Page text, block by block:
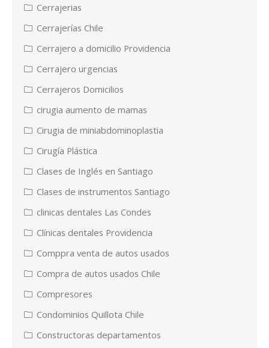
Cerrajerias
Cerrajerías Chile
Cerrajero a domicilio Providencia
Cerrajero urgencias
Cerrajeros Domicilios
cirugia aumento de mamas
Cirugia de miniabdominoplastia
Cirugía Plástica
Clases de Inglés en Santiago
Clases de instrumentos Santiago
clinicas dentales Las Condes
Clínicas dentales Providencia
Comppra venta de autos usados
Compra de autos usados Chile
Compresores
Condominios Quillota Chile
Constructoras departamentos